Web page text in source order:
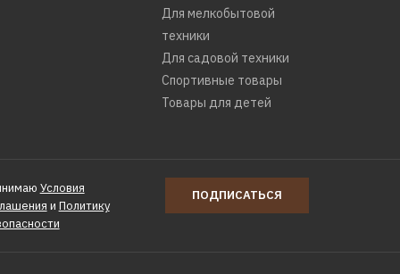
Для мелкобытовой
техники
Для садовой техники
Спортивные товары
Товары для детей
Условия
и Политику
ПОДПИСАТЬСЯ